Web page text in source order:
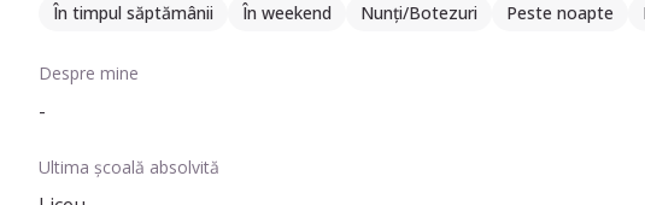
În timpul săptămânii
În weekend Nunți/Botezuri Peste noapte
Despre mine
-
Ultima școală absolvită